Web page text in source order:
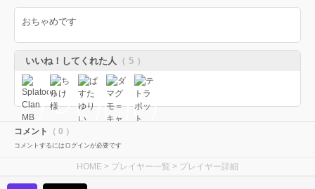
おちゃめです
いいね！してくれた人 （ 5 ）
コメント （ 0 ）
コメントするにはログインが必要です
HOME > プレイヤー一覧 > プレイヤー詳細